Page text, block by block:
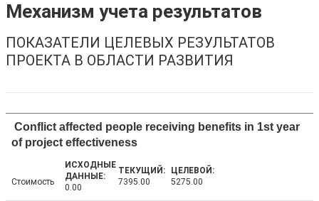
Механизм учета результатов
ПОКАЗАТЕЛИ ЦЕЛЕВЫХ РЕЗУЛЬТАТОВ
ПРОЕКТА В ОБЛАСТИ РАЗВИТИЯ
Conflict affected people receiving benefits in 1st year
of project effectiveness
Стоимость
0.00
7395.00 5275.00